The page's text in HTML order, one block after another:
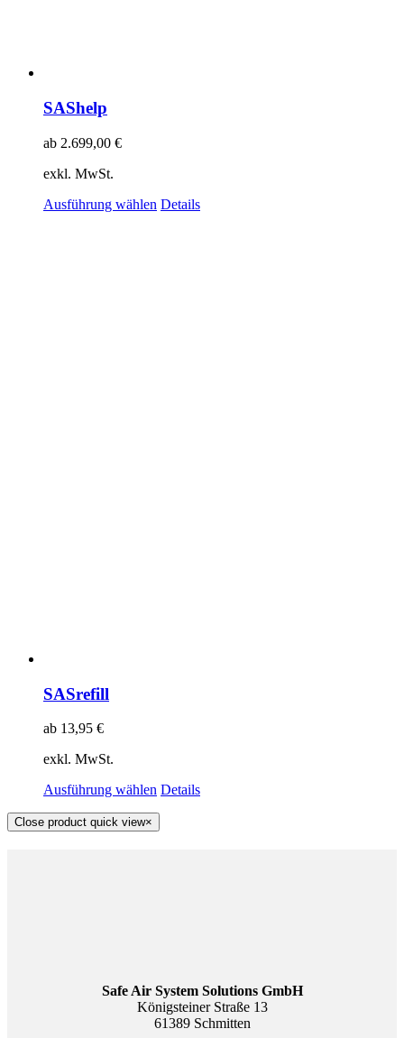
SAShelp
ab 2.699,00 €
exkl. MwSt.
Ausführung wählen Details
SASrefill
ab 13,95 €
exkl. MwSt.
Ausführung wählen Details
Close product quick view×
Safe Air System Solutions GmbH
Königsteiner Straße 13
61389 Schmitten